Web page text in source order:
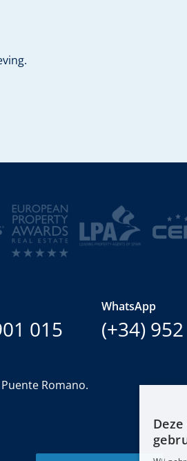
015
WhatsApp
(+34)
Romano.